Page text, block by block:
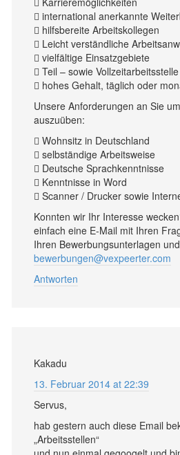
 international anerkannte
 hilfsbereite Arbeitskollegen
 Leicht verständliche
 vielfältige Einsatzgebiete
 Teil – sowie Vollzeitarbeitsstelle
 hohes Gehalt, täglich oder
Unsere Anforderungen an Sie
auszuüben:
 Wohnsitz in Deutschland
 selbständige Arbeitsweise
 Deutsche Sprachkenntnisse
 Kenntnisse in Word
 Scanner / Drucker sowie
Konnten wir Ihr Interesse
einfach eine E-Mail mit Ihren
Ihren Bewerbungsunterlagen
bewerbungen@vexpeerter.com
Antworten
Kakadu
13. Februar 2014 at 22:39
Servus,
hab gestern auch diese Email
„Arbeitsstellen“